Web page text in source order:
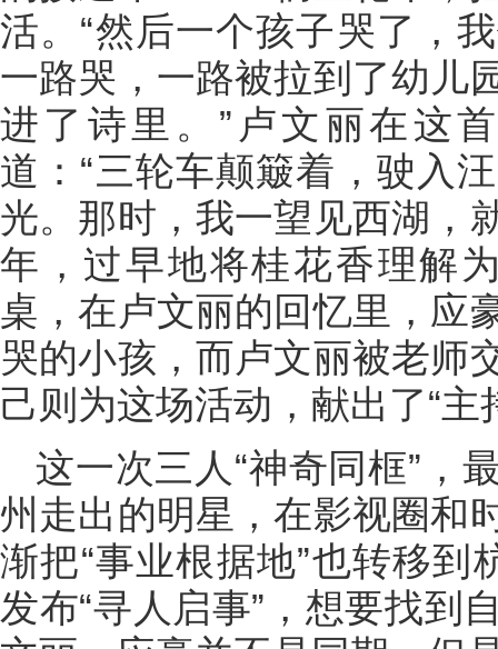
活。“然后一个孩子哭了，
一路哭，一路被拉到了幼儿
进了诗里。”卢文丽在这
道：“三轮车颠簸着，驶入
光。那时，我一望见西湖，
年，过早地将桂花香理解
桌，在卢文丽的回忆里，应
哭的小孩，而卢文丽被老师
己则为这场活动，献出了“主
这一次三人“神奇同框”，
州走出的明星，在影视圈和
渐把“事业根据地”也转移
发布“寻人启事”，想要找到